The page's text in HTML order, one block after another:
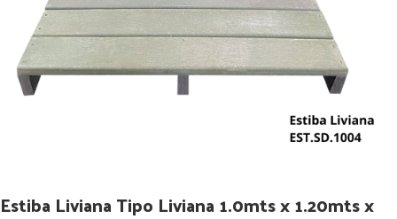
Estiba Liviana Tipo Liviana 1.0mts x 1.20mts x